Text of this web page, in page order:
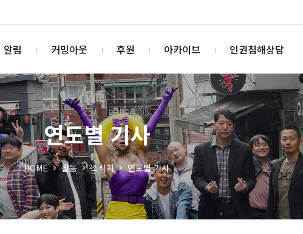
알림 커밍아웃 후원 아카이브 인권침해상담
연도별 기사
HOME 활동 소식지 연도별 기사